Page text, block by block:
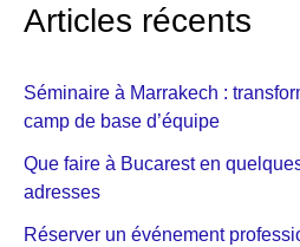
Articles récents
Séminaire à Marrakech :
camp de base d’équipe
Que faire à Bucarest en
adresses
Réserver un événement